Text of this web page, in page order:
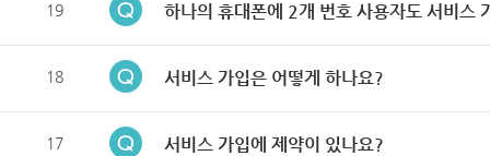
19 하나의 휴대폰에 2개 번호 사용자도 서비스
18 서비스 가입은 어떻게 하나요?
17 서비스 가입에 제약이 있나요?